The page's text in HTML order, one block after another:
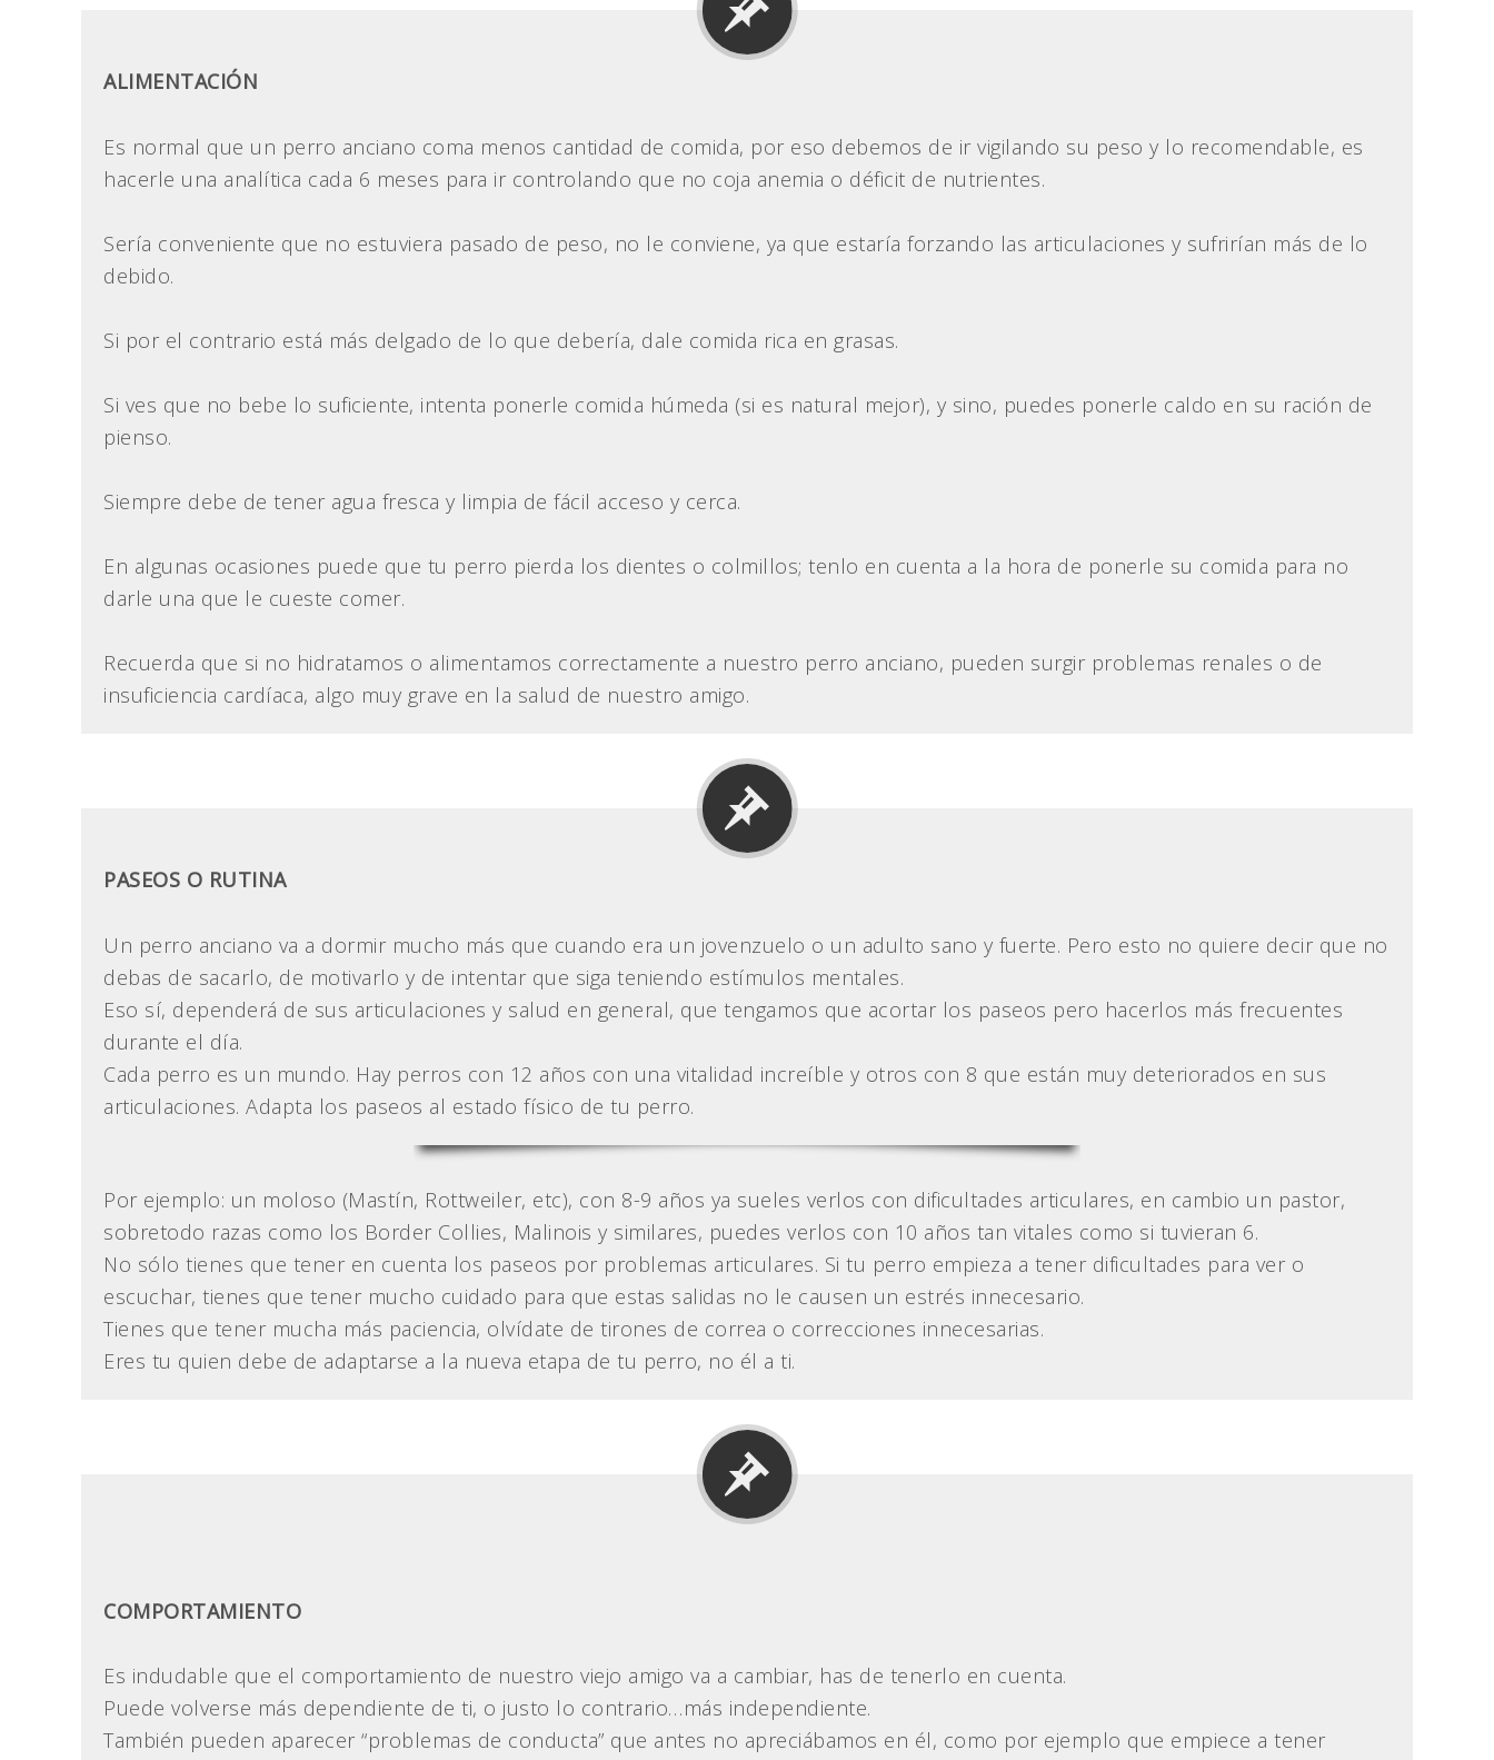
ALIMENTACIÓN
Es normal que un perro anciano coma menos cantidad de comida, por eso debemos de ir vigilando su peso y lo recomendable, es
hacerle una analítica cada 6 meses para ir controlando que no coja anemia o déficit de nutrientes.
Sería conveniente que no estuviera pasado de peso, no le conviene, ya que estaría forzando las articulaciones y sufrirían más de lo
debido.
Si por el contrario está más delgado de lo que debería, dale comida rica en grasas.
Si ves que no bebe lo suficiente, intenta ponerle comida húmeda (si es natural mejor), y sino, puedes ponerle caldo en su ración de
pienso.
Siempre debe de tener agua fresca y limpia de fácil acceso y cerca.
En algunas ocasiones puede que tu perro pierda los dientes o colmillos; tenlo en cuenta a la hora de ponerle su comida para no
darle una que le cueste comer.
Recuerda que si no hidratamos o alimentamos correctamente a nuestro perro anciano, pueden surgir problemas renales o de
insuficiencia cardíaca, algo muy grave en la salud de nuestro amigo.
PASEOS O RUTINA
Un perro anciano va a dormir mucho más que cuando era un jovenzuelo o un adulto sano y fuerte. Pero esto no quiere decir que no
debas de sacarlo, de motivarlo y de intentar que siga teniendo estímulos mentales.
Eso sí, dependerá de sus articulaciones y salud en general, que tengamos que acortar los paseos pero hacerlos más frecuentes
durante el día.
Cada perro es un mundo. Hay perros con 12 años con una vitalidad increíble y otros con 8 que están muy deteriorados en sus
articulaciones. Adapta los paseos al estado físico de tu perro.
Por ejemplo: un moloso (Mastín, Rottweiler, etc), con 8-9 años ya sueles verlos con dificultades articulares, en cambio un pastor,
sobretodo razas como los Border Collies, Malinois y similares, puedes verlos con 10 años tan vitales como si tuvieran 6.
No sólo tienes que tener en cuenta los paseos por problemas articulares. Si tu perro empieza a tener dificultades para ver o
escuchar, tienes que tener mucho cuidado para que estas salidas no le causen un estrés innecesario.
Tienes que tener mucha más paciencia, olvídate de tirones de correa o correcciones innecesarias.
Eres tu quien debe de adaptarse a la nueva etapa de tu perro, no él a ti.
COMPORTAMIENTO
Es indudable que el comportamiento de nuestro viejo amigo va a cambiar, has de tenerlo en cuenta.
Puede volverse más dependiente de ti, o justo lo contrario…más independiente.
También pueden aparecer “problemas de conducta” que antes no apreciábamos en él, como por ejemplo que empiece a tener